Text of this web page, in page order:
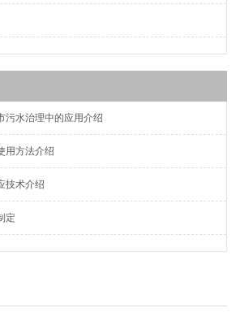
污水治理中的应用介绍
用方法介绍
技术介绍
定